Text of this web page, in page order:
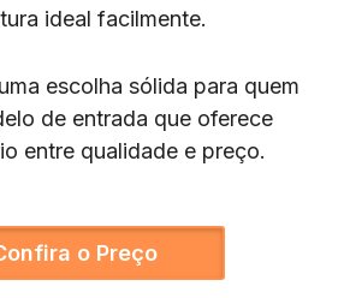
ideal facilmente.
escolha sólida para quem
de entrada que oferece
entre qualidade e preço.
o Preço